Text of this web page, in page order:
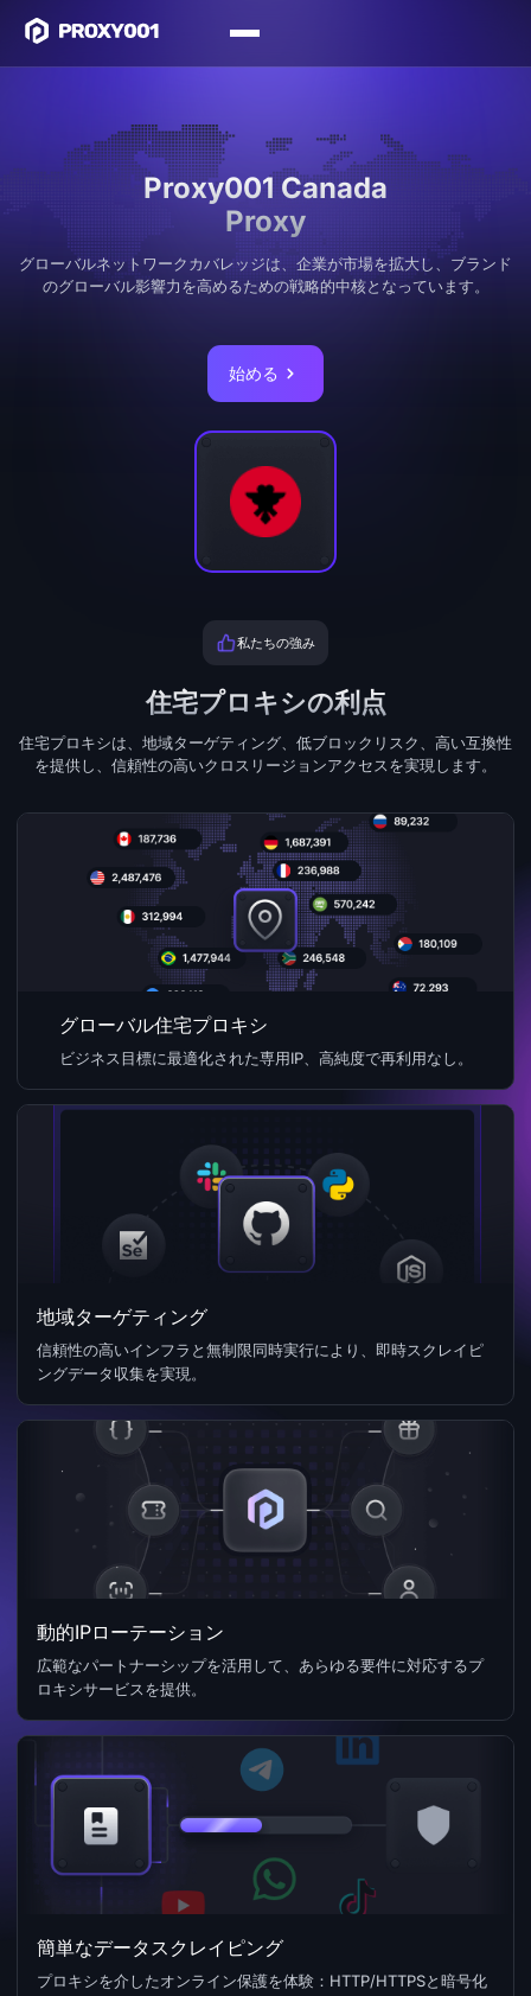
Proxy001 Canada
Proxy
グローバルネットワークカバレッジは、企業が市場を拡大し、ブランド
のグローバル影響力を高めるための戦略的中核となっています。
始める
私たちの強み
住宅プロキシの利点
住宅プロキシは、地域ターゲティング、低ブロックリスク、高い互換性
を提供し、信頼性の高いクロスリージョンアクセスを実現します。
グローバル住宅プロキシ
ビジネス目標に最適化された専用IP、高純度で再利用なし。
地域ターゲティング
信頼性の高いインフラと無制限同時実行により、即時スクレイピ
ングデータ収集を実現。
動的IPローテーション
広範なパートナーシップを活用して、あらゆる要件に対応するプ
ロキシサービスを提供。
簡単なデータスクレイピング
プロキシを介したオンライン保護を体験：HTTP/HTTPSと暗号化